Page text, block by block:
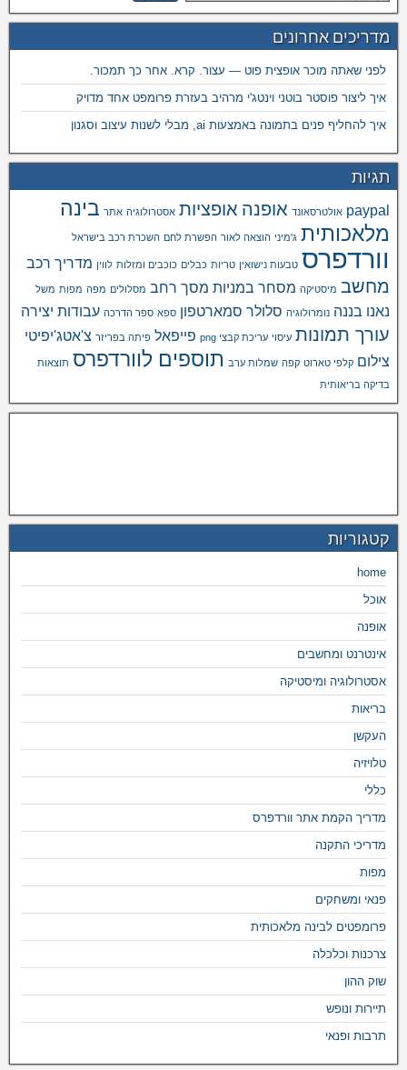
מדריכים אחרונים
לפני שאתה מוכר אופצית פוט — עצור. קרא. אחר כך תמכור.
איך ליצור פוסטר בוטני וינטג'י מרהיב בעזרת פרומפט אחד מדויק
איך להחליף פנים בתמונה באמצעות ai, מבלי לשנות עיצוב וסגנון
תגיות
paypal אולטרסאונד אופנה אופציות אסטרולוגיה אתר בינה
מלאכותית ג'מיני הוצאה לאור הפשרת לחם השכרת רכב בישראל
וורדפרס טבעות נישואין טריות כבלים כוכבים ומזלות לווין מדריך רכב
מחשב מיסטיקה מסחר במניות מסך רחב מסלולים מפה מפות משל
נאנו בננה נומרולוגיה סלולר סמארטפון ספא ספר הדרכה עבודות יצירה
עורך תמונות עיסוי עריכת קבצי png פייפאל פיתה בפריזר צ'אטג'יפיטי
צילום קלפי טארוט קפה שמלות ערב תוספים לוורדפרס תוצאות
בדיקה בריאותית
קטגוריות
home
אוכל
אופנה
אינטרנט ומחשבים
אסטרולוגיה ומיסטיקה
בריאות
העקשן
טלויזיה
כללי
מדריך הקמת אתר וורדפרס
מדריכי התקנה
מפות
פנאי ומשחקים
פרומפטים לבינה מלאכותית
צרכנות וכלכלה
שוק ההון
תיירות ונופש
תרבות ופנאי